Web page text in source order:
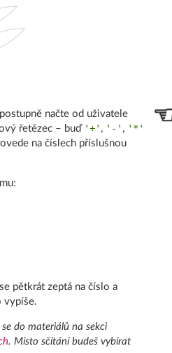
načte od uživatele
řetězec – buď '+' , '-' , '*'
na číslech příslušnou
pětkrát zeptá na číslo a
vypíše.
do materiálů na sekci
. Místo sčítání budeš vybírat